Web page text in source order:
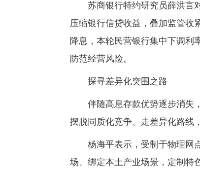
苏商银行特约研究员薛洪言对
压缩银行信贷收益，叠加监管收
降息，本轮民营银行集中下调利
防范经营风险。
探寻差异化突围之路
伴随高息存款优势逐步消失，
摆脱同质化竞争、走差异化路线
杨海平表示，受制于物理网点
场、绑定本土产业场景，定制特